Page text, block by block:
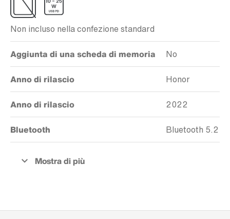
Non incluso nella confezione standard
Aggiunta di una scheda di memoria No
Anno di rilascio Honor
Anno di rilascio 2022
Bluetooth Bluetooth 5.2